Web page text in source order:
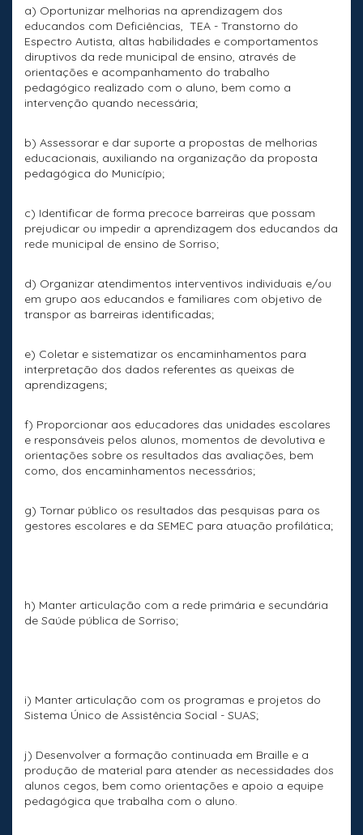
a) Oportunizar melhorias na aprendizagem dos
educandos com Deficiências, TEA - Transtorno do
Espectro Autista, altas habilidades e comportamentos
diruptivos da rede municipal de ensino, através de
orientações e acompanhamento do trabalho
pedagógico realizado com o aluno, bem como a
intervenção quando necessária;
b) Assessorar e dar suporte a propostas de melhorias
educacionais, auxiliando na organização da proposta
pedagógica do Município;
c) Identificar de forma precoce barreiras que possam
prejudicar ou impedir a aprendizagem dos educandos da
rede municipal de ensino de Sorriso;
d) Organizar atendimentos interventivos individuais e/ou
em grupo aos educandos e familiares com objetivo de
transpor as barreiras identificadas;
e) Coletar e sistematizar os encaminhamentos para
interpretação dos dados referentes as queixas de
aprendizagens;
f) Proporcionar aos educadores das unidades escolares
e responsáveis pelos alunos, momentos de devolutiva e
orientações sobre os resultados das avaliações, bem
como, dos encaminhamentos necessários;
g) Tornar público os resultados das pesquisas para os
gestores escolares e da SEMEC para atuação profilática;
h) Manter articulação com a rede primária e secundária
de Saúde pública de Sorriso;
i) Manter articulação com os programas e projetos do
Sistema Único de Assistência Social - SUAS;
j) Desenvolver a formação continuada em Braille e a
produção de material para atender as necessidades dos
alunos cegos, bem como orientações e apoio a equipe
pedagógica que trabalha com o aluno.